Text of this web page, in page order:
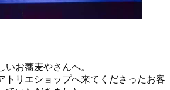
いお蕎麦やさんへ。
トリエショップへ来てくださったお客